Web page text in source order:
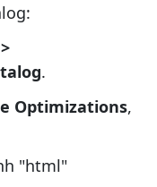
.
Optimizations,
"html"